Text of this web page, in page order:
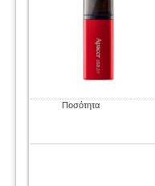
Ποσότητα